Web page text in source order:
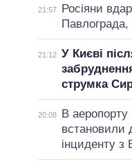
21:57
Росіяни
Павлограда,
21:12 У Києві
струмка
20:08
В аеропорту
встановили
інциденту